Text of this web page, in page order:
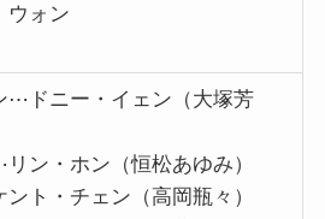
ウォン
⋯ドニー・イェン（大塚芳
ン・ホン（恒松あゆみ）
ト・チェン（高岡瓶々）